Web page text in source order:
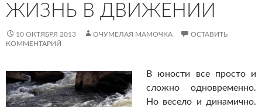
ЖИЗНЬ В ДВИЖЕНИИ
10 ОКТЯБРЯ 2013 ОЧУМЕЛАЯ МАМОЧКА
ОСТАВИТЬ
КОММЕНТАРИЙ
В юности все просто и
сложно одновременно.
Но весело и динамично.